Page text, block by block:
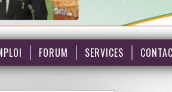
FORUM SERVICES